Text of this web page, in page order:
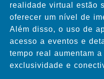
realidade virtual estão
oferecer um nível de
Além disso, o uso de
acesso a eventos e
tempo real aumentam
exclusividade e